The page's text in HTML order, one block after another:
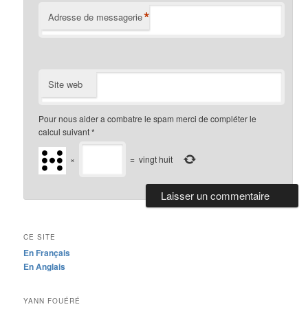
Adresse de messagerie*
Site web
Pour nous aider a combatre le spam merci de compléter le
calcul suivant*
× = vingt huit
CE SITE
En Français
En Anglais
YANN FOUÉRÉ